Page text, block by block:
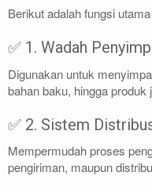
Berikut adalah fungsi
✅ 1. Wadah
Digunakan untuk
bahan baku, hingga produk
✅ 2. Sistem
Mempermudah proses
pengiriman, maupun